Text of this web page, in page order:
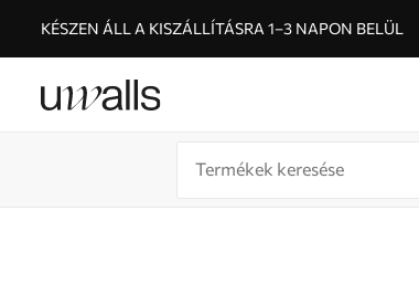
KÉSZEN ÁLL A KISZÁLLÍTÁSRA 1–3 NAPON BELÜL